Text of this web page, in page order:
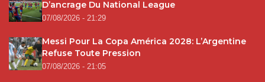
D’ancrage Du National League
07/08/2026 - 21:29
Messi Pour La Copa América 2028: L’Argentine
Refuse Toute Pression
07/08/2026 - 21:05